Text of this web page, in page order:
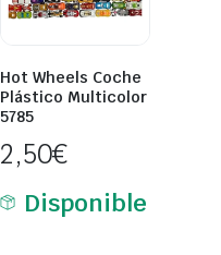
Hot Wheels Coche
Plástico Multicolor
5785
2,50€
Disponible